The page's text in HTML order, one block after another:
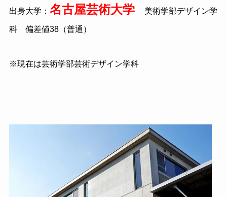
出身大学： 名古屋芸術大学 美術学部デザイン学
科 偏差値38（普通）
※現在は芸術学部芸術デザイン学科